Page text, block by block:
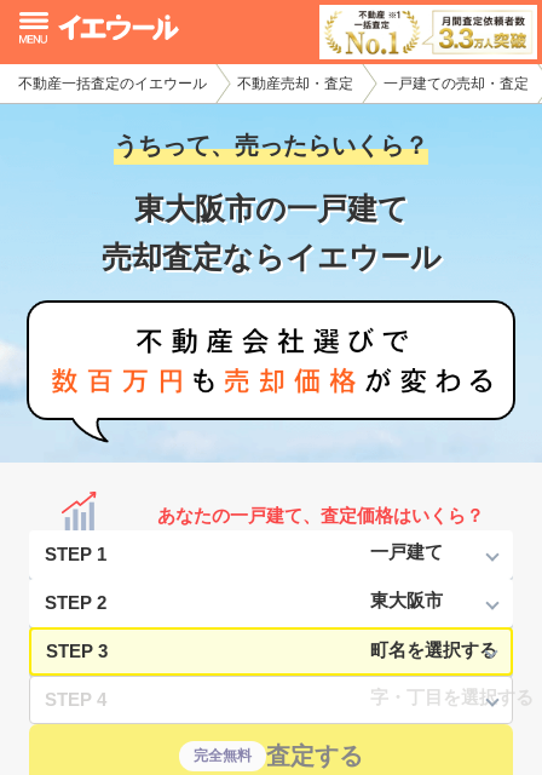
不動産一括査定のイエウール 不動産売却・査定 一戸建ての売却・査定
うちって、売ったらいくら？
東大阪市の一戸建て
売却査定ならイエウール
あなたの一戸建て、査定価格はいくら？
STEP 1
STEP 2
STEP 3
STEP 4
完全無料 査定する
イエウール加盟希望の不動産会社様
初めての方へ
不動産売却の流れ
不動産の売却・一括査定
家査定シミュレーター
お問い合わせ